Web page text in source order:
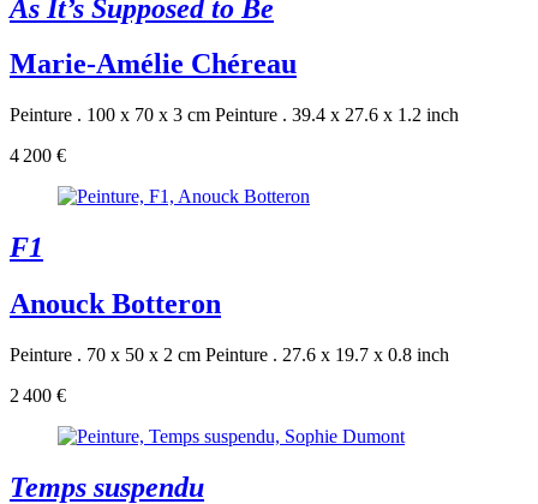
As It’s Supposed to Be
Marie-Amélie Chéreau
Peinture . 100 x 70 x 3 cm Peinture . 39.4 x 27.6 x 1.2 inch
4 200 €
F1
Anouck Botteron
Peinture . 70 x 50 x 2 cm Peinture . 27.6 x 19.7 x 0.8 inch
2 400 €
Temps suspendu